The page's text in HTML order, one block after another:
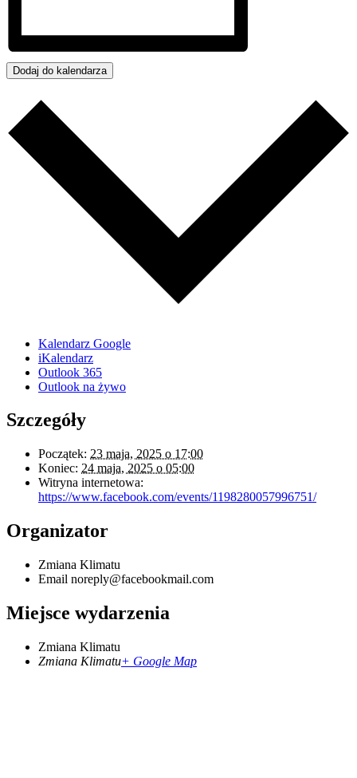
Dodaj do kalendarza
Kalendarz Google
iKalendarz
Outlook 365
Outlook na żywo
Szczegóły
Początek: 23 maja, 2025 o 17:00
Koniec: 24 maja, 2025 o 05:00
Witryna internetowa:
https://www.facebook.com/events/1198280057996751/
Organizator
Zmiana Klimatu
Email noreply@facebookmail.com
Miejsce wydarzenia
Zmiana Klimatu
Zmiana Klimatu+ Google Map